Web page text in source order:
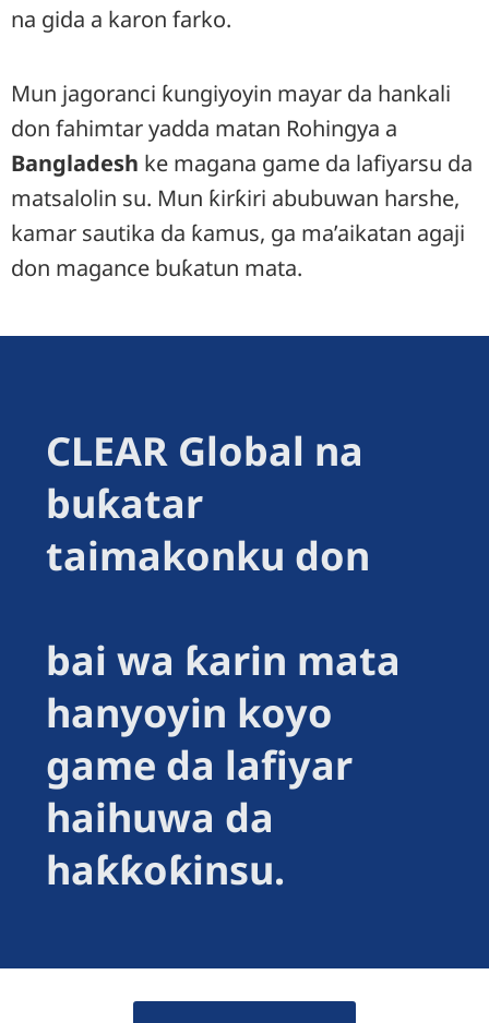
na gida a karon farko.
Mun jagoranci ƙungiyoyin mayar da hankali
don fahimtar yadda matan Rohingya a
Bangladesh ke magana game da lafiyarsu da
matsalolin su. Mun ƙirƙiri abubuwan harshe,
kamar sautika da ƙamus, ga ma’aikatan agaji
don magance buƙatun mata.
CLEAR Global na
buƙatar
taimakonku don
bai wa ƙarin mata
hanyoyin koyo
game da lafiyar
haihuwa da
haƙƙoƙinsu.